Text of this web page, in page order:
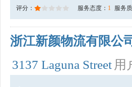
评分： 服务态度： 1 服务
浙江新颜物流有限公
3137 Laguna Street 用